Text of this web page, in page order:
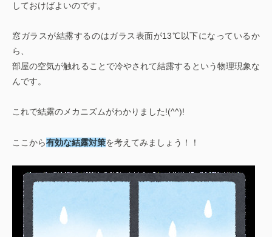
しておけばよいのです。
窓ガラスが結露するのはガラス表面が13℃以下になっているか
ら、
部屋の空気が触れることで冷やされて結露するという物理現象な
んです。
これで結露のメカニズムがわかりました!(^^)!
ここから有効な結露対策を考えてみましょう！！